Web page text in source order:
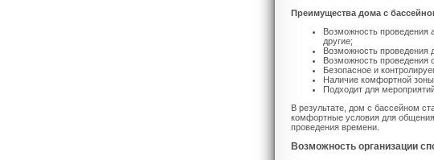
Преимущества дома с
Возможность проведения
другие;
Возможность проведения
Возможность проведения
Безопасное и
Наличие комфортной зоны
Подходит для
В результате, дом с бассейном
комфортные условия для
проведения времени.
Возможность организации